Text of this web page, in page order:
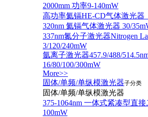
2000mm 功率9-140mW
高功率氦镉HE-CD气体激光器
320nm 氦镉气体激光器 30/
337nm氮分子激光器Nitrogen
3/120/240mW
氩离子激光器457.9/488/
16/80/100/300mW
More>>
固体/单频/单纵模激光器子分类
固体/单频/单纵模激光器
375-1064nm 一体式紧凑型直
100mW